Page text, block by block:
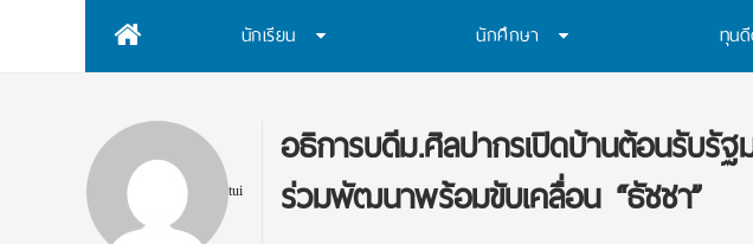
นักเรียน นักศึกษา ทุน
tui
อธิการบดีม.ศิลปากรเปิดบ้านต้อนรับรั
ร่วมพัฒนาพร้อมขับเคลื่อน “ธัชชา”